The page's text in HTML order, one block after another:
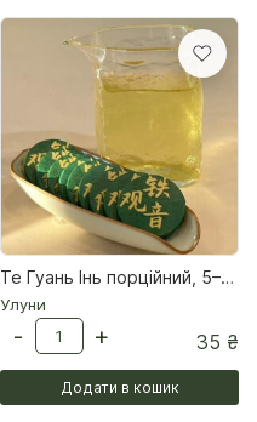
Те Гуань Інь порційний, 5–6 г
Улуни
35 ₴
- +
Додати в кошик